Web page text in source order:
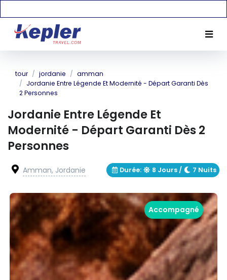
tour jordanie
amman
Jordanie Entre Légende Et Modernité - Départ Garanti Dès
2 Personnes
Jordanie Entre Légende Et
Modernité - Départ Garanti Dès 2
Personnes
Amman, Jordanie Durée: 8 Jours/ 7 Nuits
Accompagné